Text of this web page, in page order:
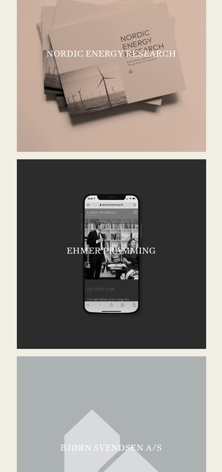
NORDIC ENERGY RESEARCH
EHMER PRAMMING
BJØRN SVENDSEN A/S